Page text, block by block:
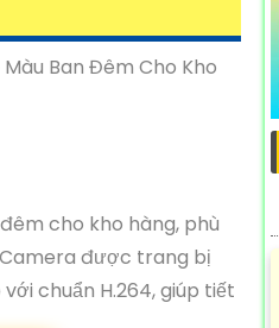
Ban Đêm Cho Kho
cho kho hàng, phù
được trang bị
chuẩn H.264, giúp tiết